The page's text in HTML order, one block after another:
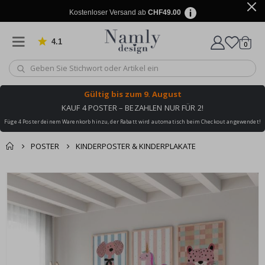
Kostenloser Versand ab CHF49.00
4.1 von 1025 Bewertungen
Wagen
0
Gültig bis zum 9. August
KAUF 4 POSTER – BEZAHLEN NUR FÜR 2!
Füge 4 Poster deinem Warenkorb hinzu, der Rabatt wird automatisch beim Checkout angewendet!
POSTER KINDERPOSTER & KINDERPLAKATE
Zusammen gekaufte
Produkte
Einkaufswagen
Zur Kasse
Zum
Ende
der
Bildgalerie